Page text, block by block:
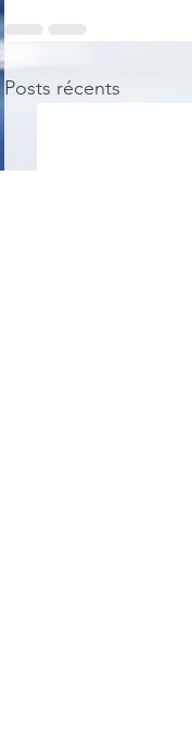
Posts récents